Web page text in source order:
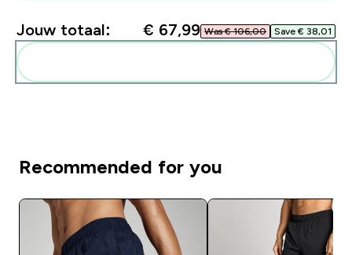
Jouw totaal: € 67,99‎ Was € 106,00‎ Save € 38,01‎
Recommended for you